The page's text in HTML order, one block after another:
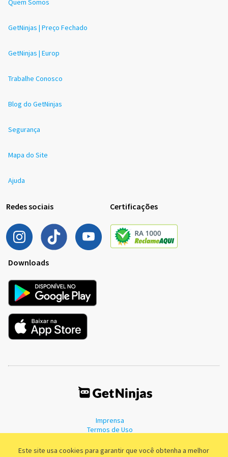
Este site usa cookies para garantir que você obtenha a melhor
Quem Somos
GetNinjas | Preço Fechado
GetNinjas | Europ
Trabalhe Conosco
Blog do GetNinjas
Segurança
Mapa do Site
Ajuda
Redes sociais Certificações
Downloads
Imprensa
Termos de Uso